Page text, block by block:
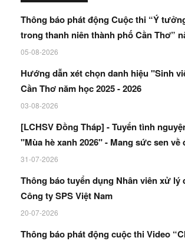
Thông báo phát động Cuộc thi “Ý
trong thanh niên thành phố Cần Thơ”
05-08-2026
Hướng dẫn xét chọn danh hiệu "Sinh
Cần Thơ năm học 2025 - 2026
03-08-2026
[LCHSV Đồng Tháp] - Tuyển tình
"Mùa hè xanh 2026" - Mang sức sen về
31-07-2026
Thông báo tuyển dụng Nhân viên xử lý
Công ty SPS Việt Nam
20-07-2026
Thông báo phát động cuộc thi Video